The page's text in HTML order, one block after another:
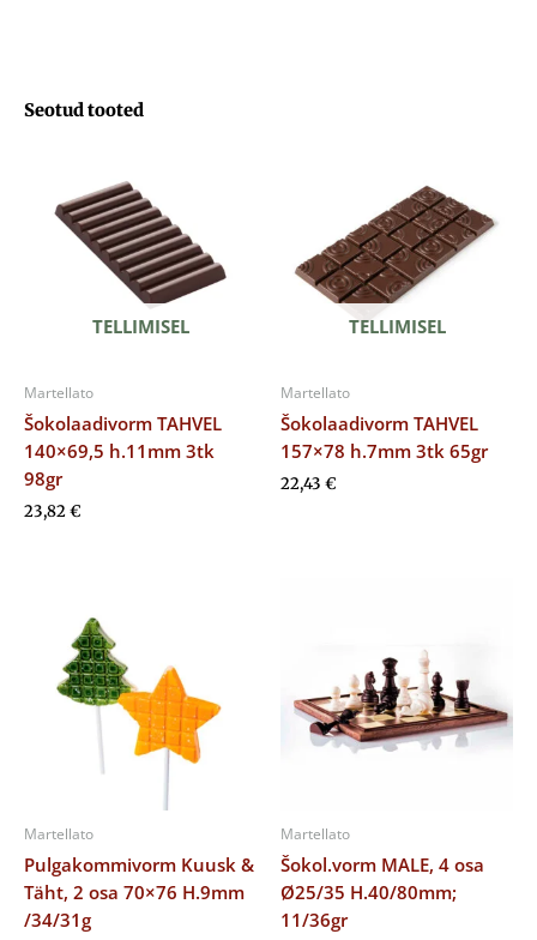
Seotud tooted
TELLIMISEL
Martellato
Šokolaadivorm TAHVEL
140×69,5 h.11mm 3tk
98gr
23,82€
TELLIMISEL
Martellato
Šokolaadivorm TAHVEL
157×78 h.7mm 3tk 65gr
22,43 €
Martellato
Pulgakommivorm Kuusk &
Täht, 2 osa 70×76 H.9mm
/34/31g
Martellato
Šokol.vorm MALE, 4 osa
Ø25/35 H.40/80mm;
11/36gr